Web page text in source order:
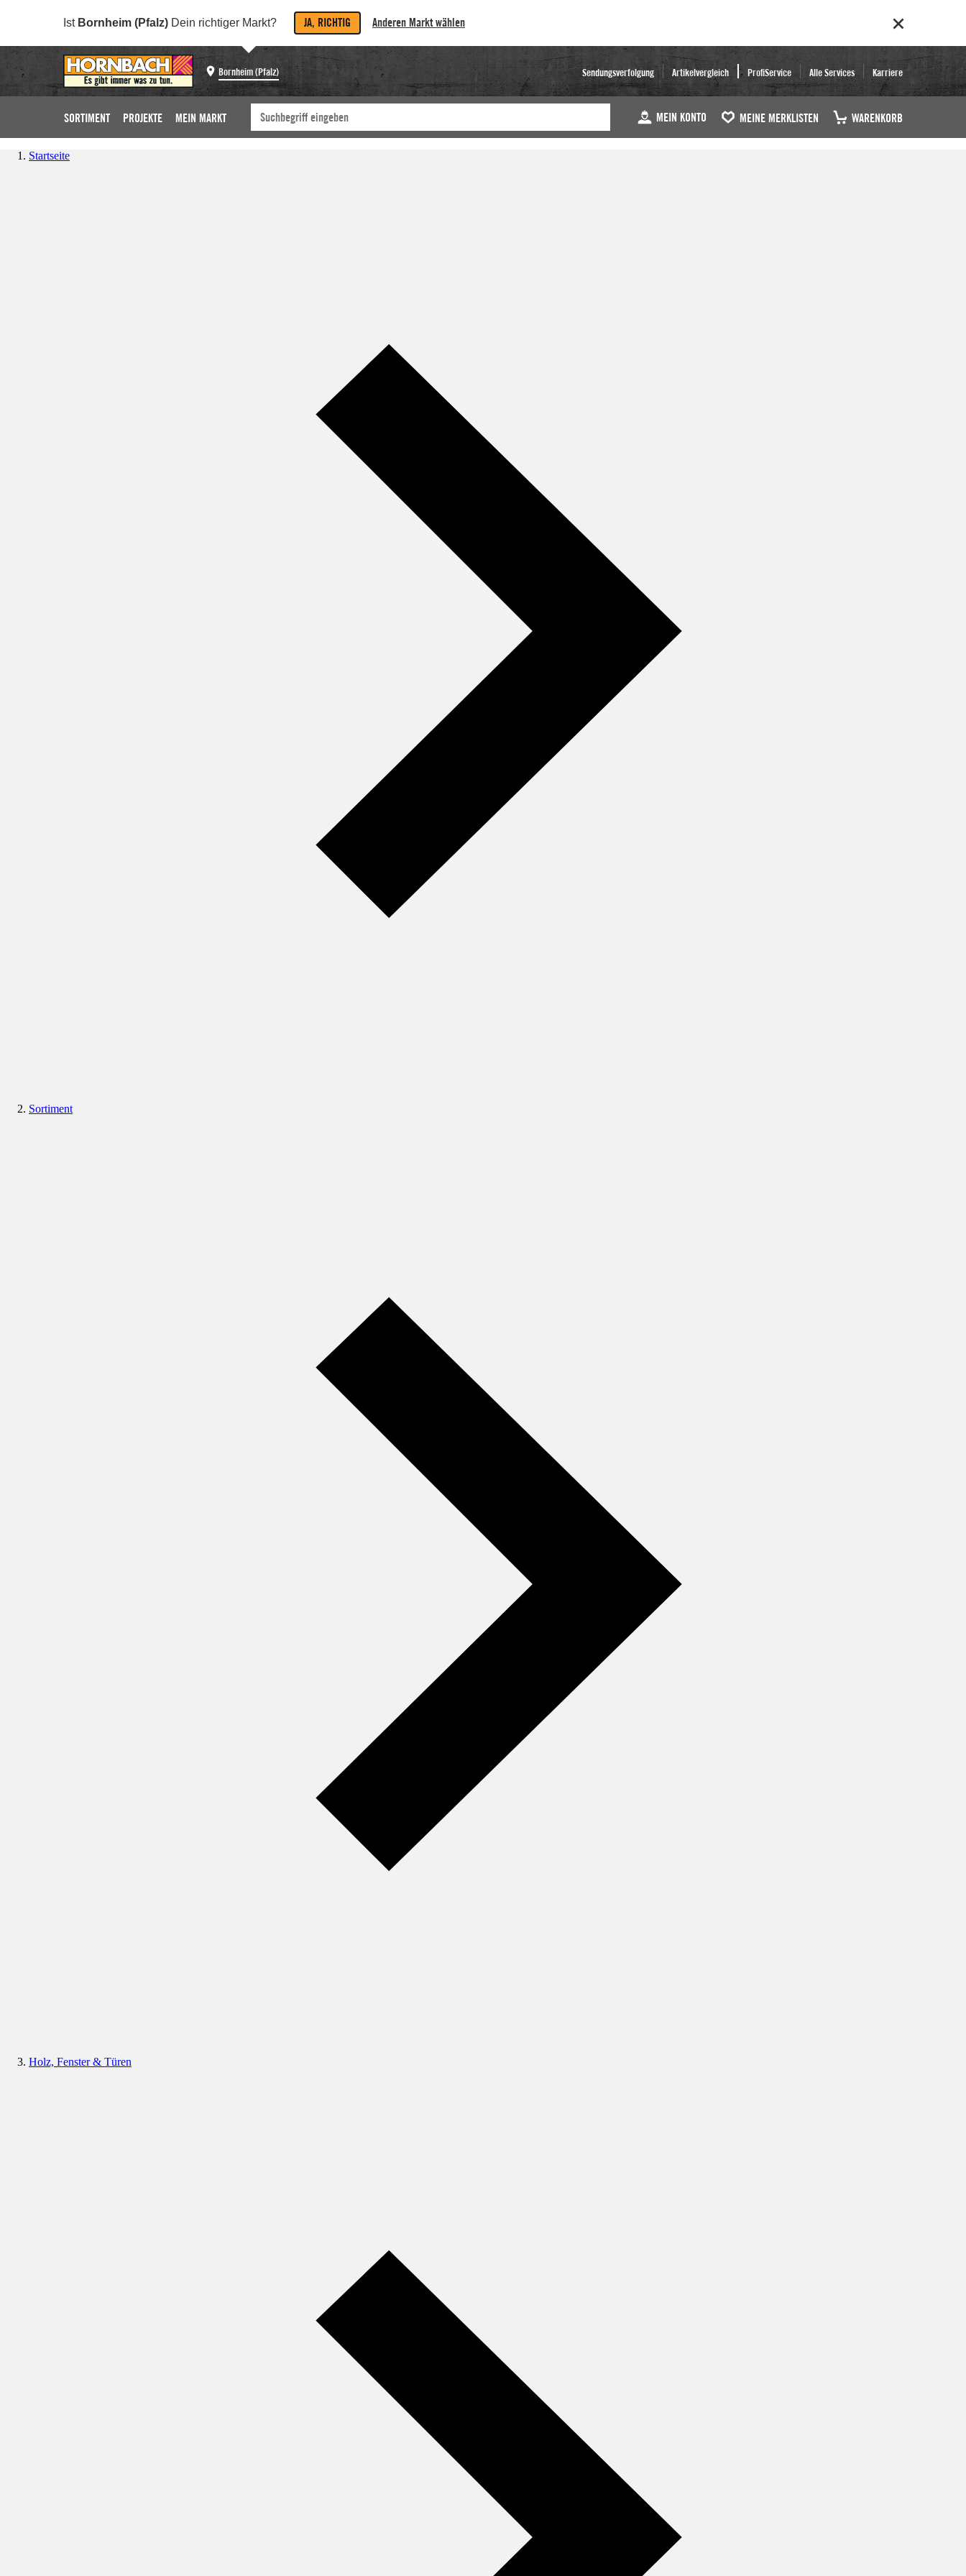
Ist Bornheim (Pfalz) Dein richtiger Markt? JA, RICHTIG Anderen Markt wählen
Bornheim (Pfalz) Sendungsverfolgung Artikelvergleich ProfiService Alle Services Karriere
SORTIMENT PROJEKTE MEIN MARKT MEIN KONTO MEINE MERKLISTEN WARENKORB
Startseite
Sortiment
Holz, Fenster & Türen